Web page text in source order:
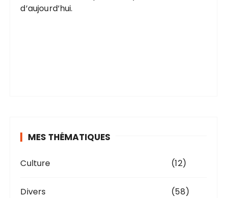
d’aujourd’hui.
MES THÉMATIQUES
Culture (12)
Divers (58)